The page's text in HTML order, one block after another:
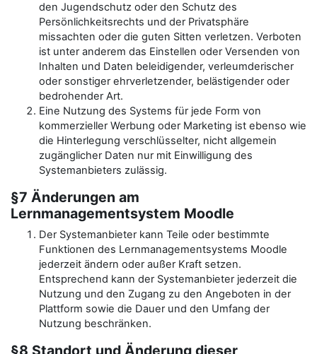
den Jugendschutz oder den Schutz des
Persönlichkeitsrechts und der Privatsphäre
missachten oder die guten Sitten verletzen. Verboten
ist unter anderem das Einstellen oder Versenden von
Inhalten und Daten beleidigender, verleumderischer
oder sonstiger ehrverletzender, belästigender oder
bedrohender Art.
Eine Nutzung des Systems für jede Form von
kommerzieller Werbung oder Marketing ist ebenso wie
die Hinterlegung verschlüsselter, nicht allgemein
zugänglicher Daten nur mit Einwilligung des
Systemanbieters zulässig.
§7 Änderungen am
Lernmanagementsystem Moodle
Der Systemanbieter kann Teile oder bestimmte
Funktionen des Lernmanagementsystems Moodle
jederzeit ändern oder außer Kraft setzen.
Entsprechend kann der Systemanbieter jederzeit die
Nutzung und den Zugang zu den Angeboten in der
Plattform sowie die Dauer und den Umfang der
Nutzung beschränken.
§8 Standort und Änderung dieser